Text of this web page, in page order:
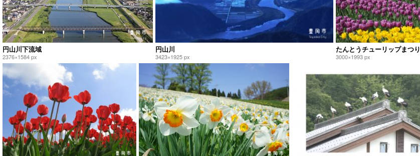
円山川下流域
2376×1584 px
円山川
3423×1925 px
たんとうチューリップまつり
3000×1993 px